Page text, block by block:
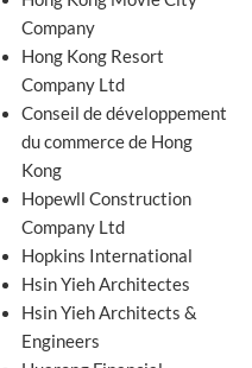
Company
Hong Kong Resort
Company Ltd
Conseil de développement
du commerce de Hong
Kong
Hopewll Construction
Company Ltd
Hopkins International
Hsin Yieh Architectes
Hsin Yieh Architects &
Engineers